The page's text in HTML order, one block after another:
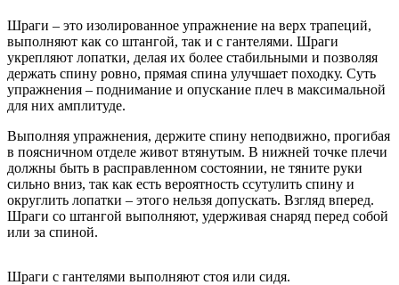
Шраги – это изолированное упражнение на верх трапеций,
выполняют как со штангой, так и с гантелями. Шраги
укрепляют лопатки, делая их более стабильными и позволяя
держать спину ровно, прямая спина улучшает походку. Суть
упражнения – поднимание и опускание плеч в максимальной
для них амплитуде.
Выполняя упражнения, держите спину неподвижно, прогибая
в поясничном отделе живот втянутым. В нижней точке плечи
должны быть в расправленном состоянии, не тяните руки
сильно вниз, так как есть вероятность ссутулить спину и
округлить лопатки – этого нельзя допускать. Взгляд вперед.
Шраги со штангой выполняют, удерживая снаряд перед собой
или за спиной.
Шраги с гантелями выполняют стоя или сидя.